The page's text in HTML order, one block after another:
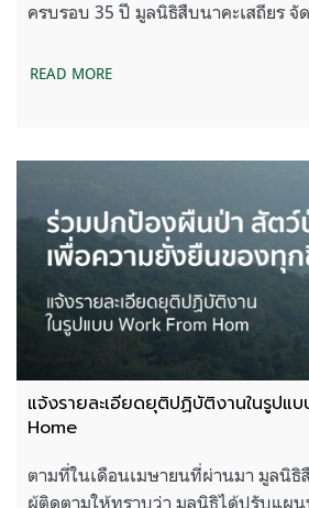
ครบรอบ 35 ปี มูลนิธิสืบนาคะเสถียร จั
READ MORE
แจ้งรายละเอียดยุติปฏิบัติงานในรูปแ
Home
ตามที่ในเดือนเมษายนที่ผ่านมา มูลนิธิ
ผู้ติดตามให้ทราบว่า มูลนิธิได้ปรับแผ